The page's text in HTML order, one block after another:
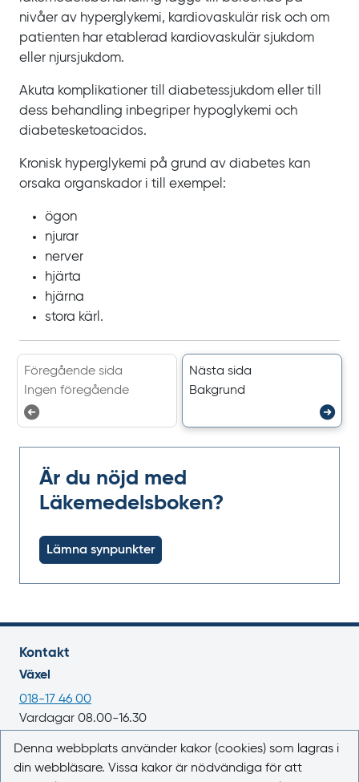
nivåer av hyperglykemi, kardiovaskulär risk och om
patienten har etablerad kardiovaskulär sjukdom
eller njursjukdom.
Akuta komplikationer till diabetessjukdom eller till
dess behandling inbegriper hypoglykemi och
diabetesketoacidos.
Kronisk hyperglykemi på grund av diabetes kan
orsaka organskador i till exempel:
ögon
njurar
nerver
hjärta
hjärna
stora kärl.
Föregående sida
Ingen föregående
Nästa sida
Bakgrund
Är du nöjd med
Läkemedelsboken?
Lämna synpunkter
Kontakt
Växel
018-17 46 00
Vardagar 08.00-16.30
E-post
registrator@lakemedelsverket.se
Denna webbplats använder kakor (cookies) som lagras i
din webbläsare. Vissa kakor är nödvändiga för att